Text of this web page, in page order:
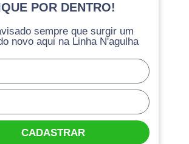
POR DENTRO!
sempre que surgir um
novo aqui na Linha N'agulha
CADASTRAR